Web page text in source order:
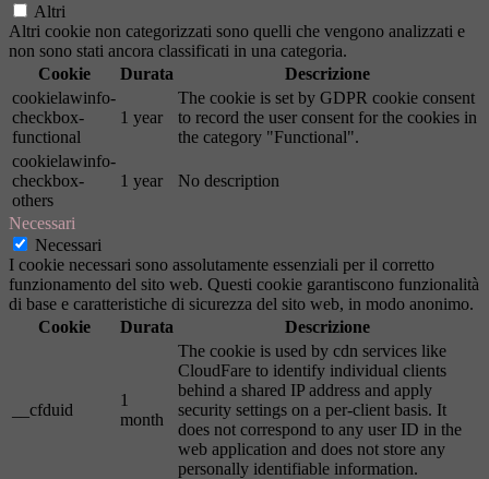
Altri
Altri cookie non categorizzati sono quelli che vengono analizzati e
non sono stati ancora classificati in una categoria.
Cookie
Durata
Descrizione
cookielawinfo-
checkbox-
functional
1 year
The cookie is set by GDPR cookie consent
to record the user consent for the cookies in
the category "Functional".
cookielawinfo-
checkbox-
others
1 year No description
Necessari
Necessari
I cookie necessari sono assolutamente essenziali per il corretto
funzionamento del sito web. Questi cookie garantiscono funzionalità
di base e caratteristiche di sicurezza del sito web, in modo anonimo.
Cookie
Durata Descrizione
__cfduid
1
month
The cookie is used by cdn services like
CloudFare to identify individual clients
behind a shared IP address and apply
security settings on a per-client basis. It
does not correspond to any user ID in the
web application and does not store any
personally identifiable information.